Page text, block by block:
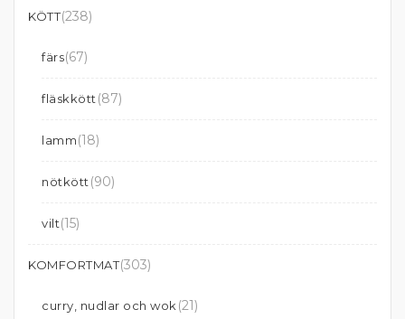
KÖTT(238)
färs(67)
fläskkött (87)
lamm(18)
nötkött (90)
vilt(15)
KOMFORTMAT(303)
curry, nudlar och wok (21)